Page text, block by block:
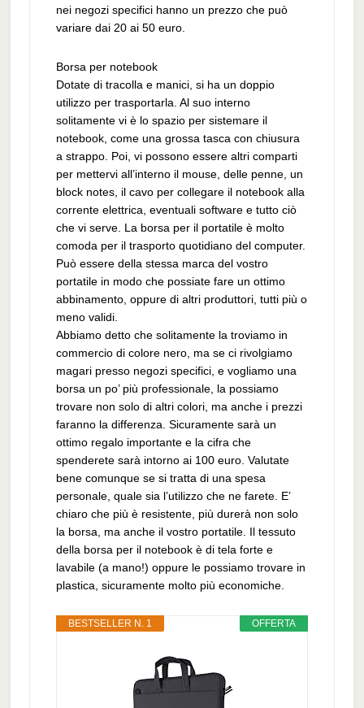
nei negozi specifici hanno un prezzo che può
variare dai 20 ai 50 euro.
Borsa per notebook
Dotate di tracolla e manici, si ha un doppio
utilizzo per trasportarla. Al suo interno
solitamente vi è lo spazio per sistemare il
notebook, come una grossa tasca con chiusura
a strappo. Poi, vi possono essere altri comparti
per mettervi all’interno il mouse, delle penne, un
block notes, il cavo per collegare il notebook alla
corrente elettrica, eventuali software e tutto ciò
che vi serve. La borsa per il portatile è molto
comoda per il trasporto quotidiano del computer.
Può essere della stessa marca del vostro
portatile in modo che possiate fare un ottimo
abbinamento, oppure di altri produttori, tutti più o
meno validi.
Abbiamo detto che solitamente la troviamo in
commercio di colore nero, ma se ci rivolgiamo
magari presso negozi specifici, e vogliamo una
borsa un po’ più professionale, la possiamo
trovare non solo di altri colori, ma anche i prezzi
faranno la differenza. Sicuramente sarà un
ottimo regalo importante e la cifra che
spenderete sarà intorno ai 100 euro. Valutate
bene comunque se si tratta di una spesa
personale, quale sia l’utilizzo che ne farete. E’
chiaro che più è resistente, più durerà non solo
la borsa, ma anche il vostro portatile. Il tessuto
della borsa per il notebook è di tela forte e
lavabile (a mano!) oppure le possiamo trovare in
plastica, sicuramente molto più economiche.
OFFERTA
BESTSELLER N. 1